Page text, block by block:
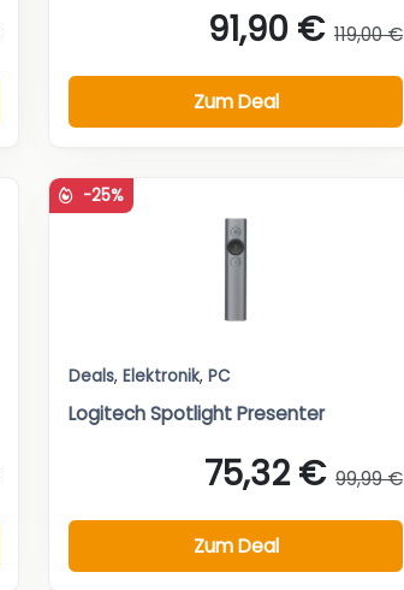
91,90 € 119,00 €
Zum Deal
-25%
Deals, Elektronik, PC
Logitech Spotlight Presenter
75,32 € 99,99 €
Zum Deal